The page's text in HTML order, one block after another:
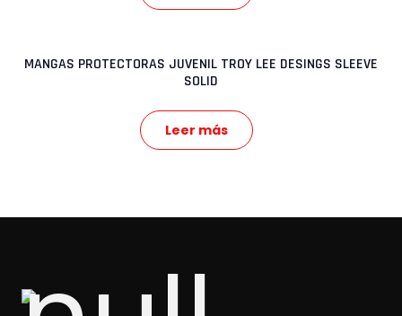
MANGAS PROTECTORAS JUVENIL TROY LEE DESINGS SLEEVE
SOLID
Leer más